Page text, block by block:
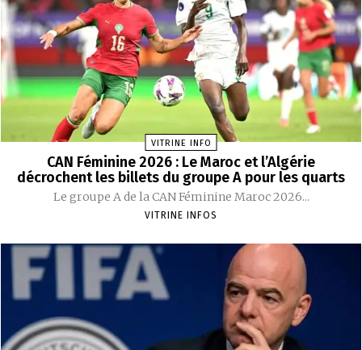
VITRINE INFO
CAN Féminine 2026 : Le Maroc et l’Algérie
décrochent les billets du groupe A pour les quarts
Le groupe A de la CAN Féminine Maroc 2026...
VITRINE INFOS